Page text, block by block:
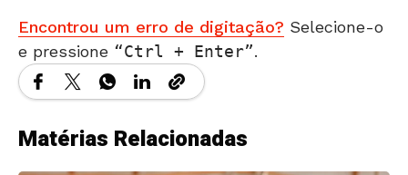
Encontrou um erro de digitação? Selecione-o
e pressione
Ctrl + Enter .
Matérias Relacionadas